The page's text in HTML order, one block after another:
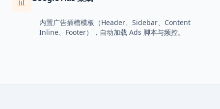
内置广告插槽模板（Header、Sidebar、Content
Inline、Footer），自动加载 Ads 脚本与频控。